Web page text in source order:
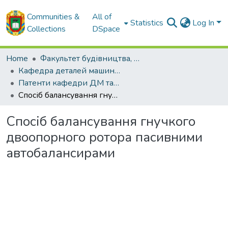
Communities &
Collections
All of
DSpace
Statistics Log In
Home
Факультет будівництва, транспорту та енергетики
Кафедра деталей машин та прикладної механіки
Патенти кафедри ДМ та ПМ
Спосіб балансування гнучкого двоопорного ротора пасивними автобалансирами
Спосіб балансування гнучкого
двоопорного ротора пасивними
автобалансирами